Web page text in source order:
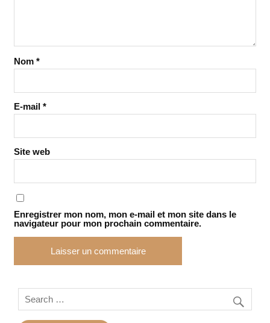
Nom *
E-mail *
Site web
Enregistrer mon nom, mon e-mail et mon site dans le
navigateur pour mon prochain commentaire.